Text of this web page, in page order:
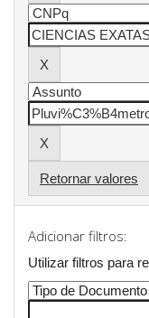
Retornar valores
Adicionar filtros:
Utilizar filtros para